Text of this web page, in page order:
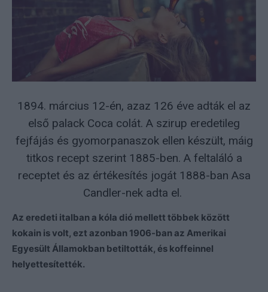
1894. március 12-én, azaz 126 éve adták el az
első palack Coca colát. A szirup eredetileg
fejfájás és gyomorpanaszok ellen készült, máig
titkos recept szerint 1885-ben. A feltaláló a
receptet és az értékesítés jogát 1888-ban Asa
Candler-nek adta el.
Az eredeti italban a kóla dió mellett többek között
kokain is volt, ezt azonban 1906-ban az Amerikai
Egyesült Államokban betiltották, és koffeinnel
helyettesítették.